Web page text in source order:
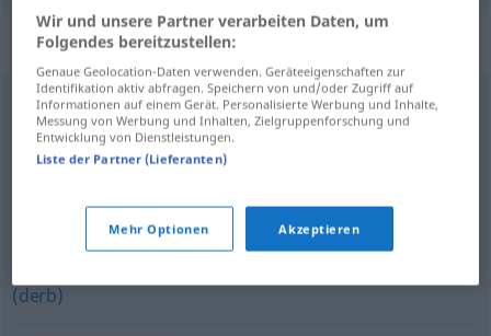
Synonyme für "dick"
großzügig,fett (ugs., fig.),ansehnlich (Rente, Pension,
Tantiemen, Diäten),üppig
geschwollen
(derb)
Wir und unsere Partner verarbeiten Daten, um
Folgendes bereitzustellen:
Genaue Geolocation-Daten verwenden. Geräteeigenschaften zur
Identifikation aktiv abfragen. Speichern von und/oder Zugriff auf
Informationen auf einem Gerät. Personalisierte Werbung und Inhalte,
Messung von Werbung und Inhalten, Zielgruppenforschung und
Entwicklung von Dienstleistungen.
Liste der Partner (Lieferanten)
Mehr Optionen Akzeptieren